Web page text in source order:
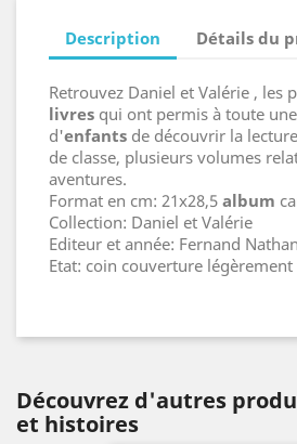
Description Détails du
Retrouvez Daniel et Valérie , les
livres qui ont permis à toute
d'enfants de découvrir la
de classe, plusieurs volumes
aventures.
Format en cm: 21x28,5 album
Collection: Daniel et Valérie
Editeur et année: Fernand
Etat: coin couverture
Découvrez d'autres
et histoires